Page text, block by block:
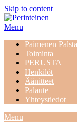
Skip to content
Menu
Paimenen Palsta
Toiminta
PERUSTA
Henkilöt
Äänitteet
Palaute
Yhteystiedot
Menu